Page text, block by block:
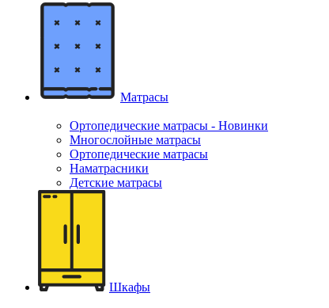
Матрасы
Ортопедические матрасы - Новинки
Многослойные матрасы
Ортопедические матрасы
Наматрасники
Детские матрасы
Шкафы